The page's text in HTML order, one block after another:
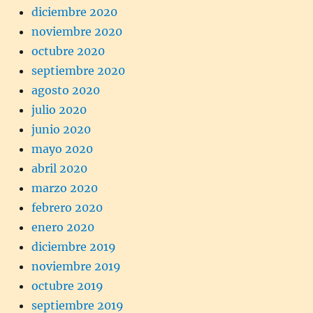
diciembre 2020
noviembre 2020
octubre 2020
septiembre 2020
agosto 2020
julio 2020
junio 2020
mayo 2020
abril 2020
marzo 2020
febrero 2020
enero 2020
diciembre 2019
noviembre 2019
octubre 2019
septiembre 2019